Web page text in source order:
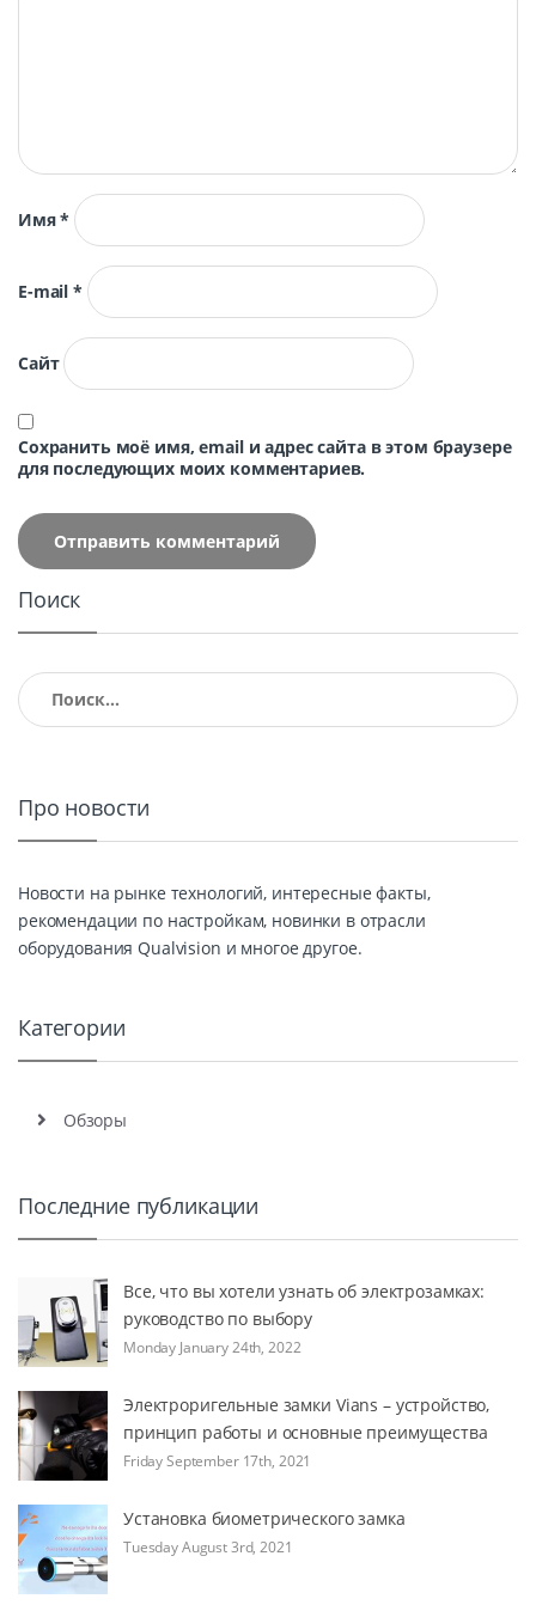
Имя*
E-mail*
Сайт
Сохранить моё имя, email и адрес сайта в этом браузере
для последующих моих комментариев.
Поиск
Найти:
Про новости
Новости на рынке технологий, интересные факты,
рекомендации по настройкам, новинки в отрасли
оборудования Qualvision и многое другое.
Категории
Обзоры
Последние публикации
Все, что вы хотели узнать об электрозамках:
руководство по выбору
Monday January 24th, 2022
Электроригельные замки Vians – устройство,
принцип работы и основные преимущества
Friday September 17th, 2021
Установка биометрического замка
Tuesday August 3rd, 2021